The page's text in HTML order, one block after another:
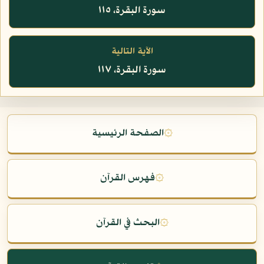
سورة البقرة، ١١٥
الآية التالية
سورة البقرة، ١١٧
۞الصفحة الرئيسية
۞فهرس القرآن
۞البحث في القرآن